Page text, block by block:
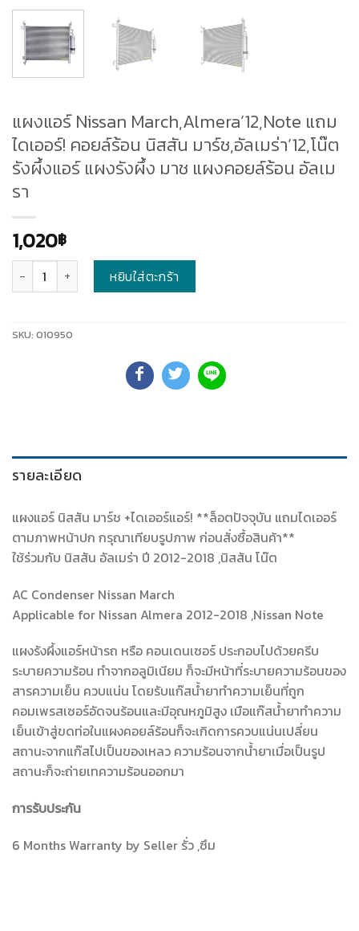
แผงแอร์ Nissan March,Almera’12,Note แถม
ไดเออร์! คอยล์ร้อน นิสสัน มาร์ช,อัลเมร่า’12,โน๊ต
รังผึ้งแอร์ แผงรังผึ้ง มาช แผงคอยล์ร้อน อัลเม
รา
1,020฿
หยิบใส่ตะกร้า
SKU: 010950
รายละเอียด
แผงแอร์ นิสสัน มาร์ช +ไดเออร์แอร์! **ล็อตปัจจุบัน แถมไดเออร์
ตามภาพหน้าปก กรุณาเทียบรูปภาพ ก่อนสั่งซื้อสินค้า**
ใช้ร่วมกับ นิสสัน อัลเมร่า ปี 2012-2018 ,นิสสัน โน๊ต
AC Condenser Nissan March
Applicable for Nissan Almera 2012-2018 ,Nissan Note
แผงรังผึ้งแอร์หน้ารถ หรือ คอนเดนเซอร์ ประกอบไปด้วยครีบ
ระบายความร้อน ทำจากอลูมิเนียม ก็จะมีหน้าที่ระบายความร้อนของ
สารความเย็น ควบแน่น โดยรับแก๊สน้ำยาทำความเย็นที่ถูก
คอมเพรสเซอร์อัดจนร้อนและมีอุณหภูมิสูง เมือแก๊สน้ำยาทำความ
เย็นเข้าสู่ขดท่อในแผงคอยล์ร้อนก็จะเกิดการควบแน่นเปลี่ยน
สถานะจากแก๊สไปเป็นของเหลว ความร้อนจากน้ำยาเมื่อเป็นรูป
สถานะก็จะถ่ายเทความร้อนออกมา
การรับประกัน
6 Months Warranty by Seller รั่ว ,ซึม